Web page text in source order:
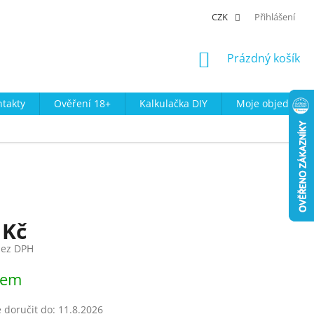
CZK Přihlášení
NÁKUPNÍ
Prázdný košík
Ověření 18+ Kalkulačka DIY
Moje
DPH
doručit do: 11.8.2026